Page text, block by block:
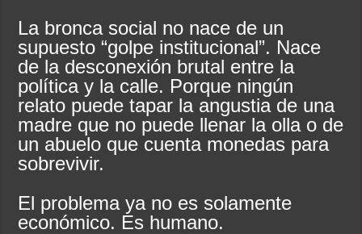
La bronca social no nace de un
supuesto “golpe institucional”. Nace
de la desconexión brutal entre la
política y la calle. Porque ningún
relato puede tapar la angustia de una
madre que no puede llenar la olla o de
un abuelo que cuenta monedas para
sobrevivir.
El problema ya no es solamente
económico. Es humano.